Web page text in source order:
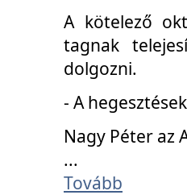
A kötelező
tagnak
dolgozni.
- A
Nagy Péter az
...
Tovább